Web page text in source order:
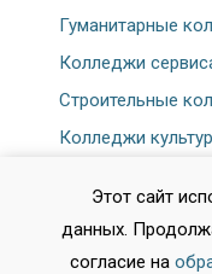
Гуманитарные
Колледжи
Строительные
Колледжи
Спортивные
Физкультурные
Этот сайт
данных.
согласие на